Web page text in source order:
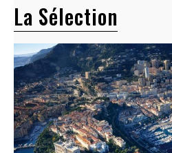
La Sélection